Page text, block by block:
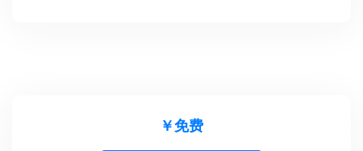
￥免费